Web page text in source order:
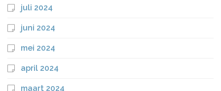
juli 2024
juni 2024
mei 2024
april 2024
maart 2024